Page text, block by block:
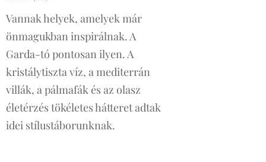
Vannak helyek, amelyek már
önmagukban inspirálnak. A
Garda-tó pontosan ilyen. A
kristálytiszta víz, a mediterrán
villák, a pálmafák és az olasz
életérzés tökéletes hátteret adtak
idei stílustáborunknak.